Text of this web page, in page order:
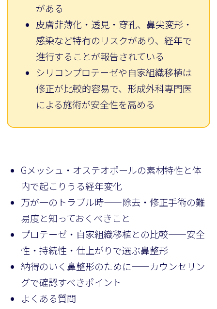
がある
皮膚菲薄化・透見・穿孔、鼻尖変形・
感染など特有のリスクがあり、経年で
進行することが報告されている
シリコンプロテーゼや自家組織移植は
修正が比較的容易で、形成外科専門医
による施術が安全性を高める
Gメッシュ・オステオポールの素材特性と体
内で起こりうる経年変化
万が一のトラブル時——除去・修正手術の難
易度と知っておくべきこと
プロテーゼ・自家組織移植との比較——安全
性・持続性・仕上がりで選ぶ鼻整形
納得のいく鼻整形のために——カウンセリン
グで確認すべきポイント
よくある質問